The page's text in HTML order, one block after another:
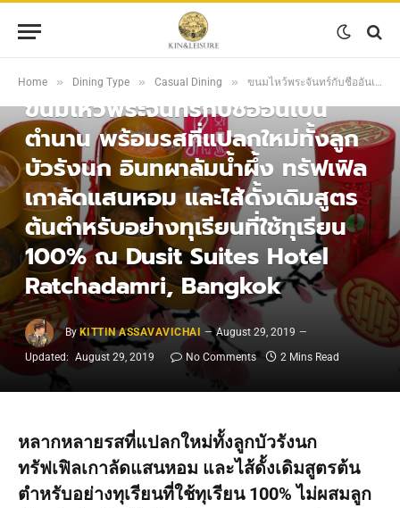
Home » Dining Type » Casual Dining » ขนมไหว้พระจันทร์กับชื่ออันเป็นตำนาน พร้อมรสที่แปลกใหม่ทั้งลูกบัวรังนก อินทผาลัมน้ำผึ้ง ทรัฟเฟิลเกาลัดแสนหอม และไส้ดั้งเดิมสูตรต้นตำหรับอย่างทุเรียนที่ใช้ทุเรียน 100% ณ Dusit Suites Hotel Ratchadamri, Bangkok
ขนมไหว้พระจันทร์กับชื่ออันเป็น
ตำนาน พร้อมรสที่แปลกใหม่ทั้งลูก
บัวรังนก อินทผาลัมน้ำผึ้ง ทรัฟเฟิล
เกาลัดแสนหอม และไส้ดั้งเดิมสูตร
ต้นตำหรับอย่างทุเรียนที่ใช้ทุเรียน
100% ณ Dusit Suites Hotel
Ratchadamri, Bangkok
By KITTIN ASSAVAVICHAI
August 29, 2019
Updated: August 29, 2019 No Comments 2 Mins Read
หลากหลายรสที่แปลกใหม่ทั้งลูกบัวรังนก
ทรัฟเฟิลเกาลัดแสนหอม และไส้ดั้งเดิมสูตรต้น
ตำหรับอย่างทุเรียนที่ใช้ทุเรียน 100% ไม่ผสมลูก